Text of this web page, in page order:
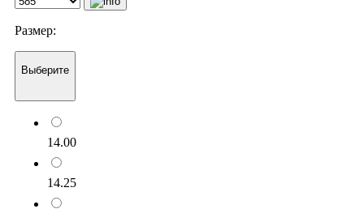
Размер:
Выберите
14.00
14.25